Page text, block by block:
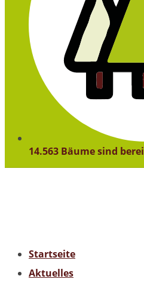
14.563 Bäume sind
Startseite
Aktuelles